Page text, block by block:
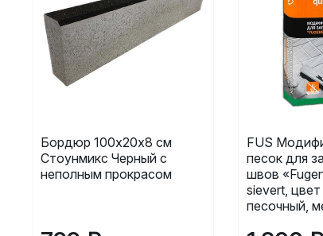
Бордюр 100х20х8 см
Стоунмикс Черный с
неполным прокрасом
FUS
песок для
швов
sievert,
песочный,